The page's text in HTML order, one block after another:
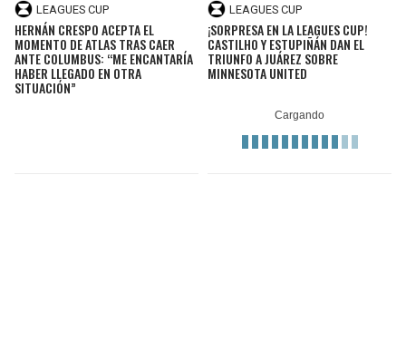
LEAGUES CUP
HERNÁN CRESPO ACEPTA EL
MOMENTO DE ATLAS TRAS CAER
ANTE COLUMBUS: “ME ENCANTARÍA
HABER LLEGADO EN OTRA
SITUACIÓN”
LEAGUES CUP
¡SORPRESA EN LA LEAGUES CUP!
CASTILHO Y ESTUPIÑÁN DAN EL
TRIUNFO A JUÁREZ SOBRE
MINNESOTA UNITED